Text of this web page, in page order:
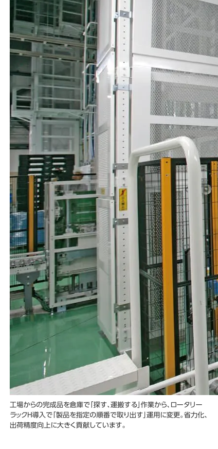
工場からの完成品を倉庫で「探す、運搬する」作業から、ロータリー
ラックH導入で「製品を指定の順番で取り出す」運用に変更。省力化、
出荷精度向上に大きく貢献しています。